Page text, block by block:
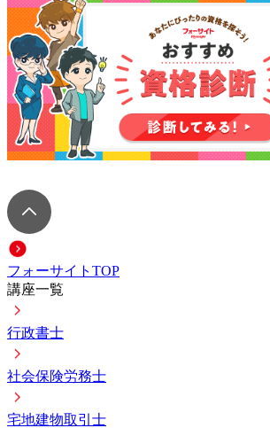
フォーサイトTOP
講座一覧
行政書士
社会保険労務士
宅地建物取引士